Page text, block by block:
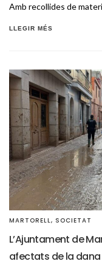
Amb recollides de
LLEGIR MÉS
MARTORELL, SOCIETAT
L’Ajuntament de
afectats de la